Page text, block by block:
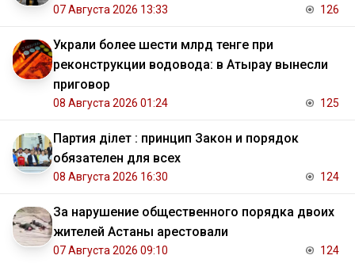
07 Августа 2026 13:33 126
Украли более шести млрд тенге при
реконструкции водовода: в Атырау вынесли
приговор
08 Августа 2026 01:24 125
Партия Әділет : принцип Закон и порядок
обязателен для всех
08 Августа 2026 16:30 124
За нарушение общественного порядка двоих
жителей Астаны арестовали
07 Августа 2026 09:10 124